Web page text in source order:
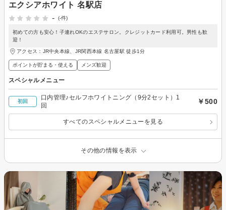
エクシアホワイト 名駅店
-
(-件)
初めての方も安心！子連れOKのエステサロン。クレジットカード利用可。男性も歓
迎！
アクセス：JR中央本線、JR関西本線 名古屋駅 徒歩1分
ポイントが貯まる・使える メンズ歓迎
スペシャルメニュー
初回
口内管理♪セルフホワイトニング（9分2セット）1
回
￥500
すべてのスペシャルメニューを見る
その他の情報を表示